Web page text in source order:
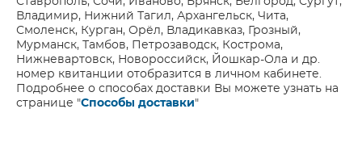
Владимир, Нижний Тагил, Архангельск, Чита,
Смоленск, Курган, Орёл, Владикавказ, Грозный,
Мурманск, Тамбов, Петрозаводск, Кострома,
Нижневартовск, Новороссийск, Йошкар-Ола и др.
номер квитанции отобразится в личном кабинете.
Подробнее о способах доставки Вы можете узнать на
странице "Способы доставки"